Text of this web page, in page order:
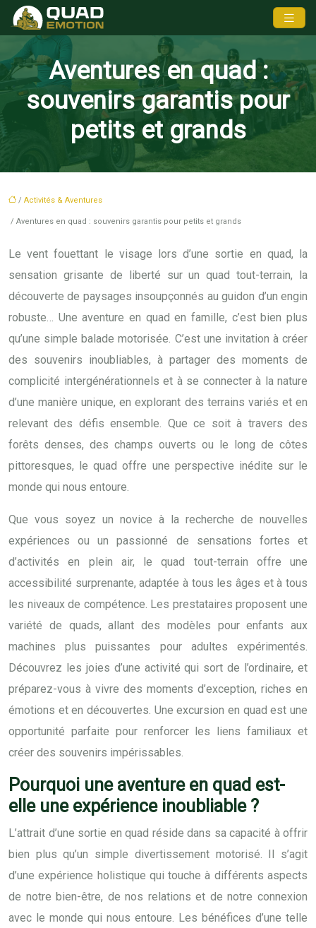
Aventures en quad :
souvenirs garantis pour
petits et grands
/ Activités & Aventures
/ Aventures en quad : souvenirs garantis pour petits et grands
Le vent fouettant le visage lors d’une sortie en quad, la
sensation grisante de liberté sur un quad tout-terrain, la
découverte de paysages insoupçonnés au guidon d’un engin
robuste… Une aventure en quad en famille, c’est bien plus
qu’une simple balade motorisée. C’est une invitation à créer
des souvenirs inoubliables, à partager des moments de
complicité intergénérationnels et à se connecter à la nature
d’une manière unique, en explorant des terrains variés et en
relevant des défis ensemble. Que ce soit à travers des
forêts denses, des champs ouverts ou le long de côtes
pittoresques, le quad offre une perspective inédite sur le
monde qui nous entoure.
Que vous soyez un novice à la recherche de nouvelles
expériences ou un passionné de sensations fortes et
d’activités en plein air, le quad tout-terrain offre une
accessibilité surprenante, adaptée à tous les âges et à tous
les niveaux de compétence. Les prestataires proposent une
variété de quads, allant des modèles pour enfants aux
machines plus puissantes pour adultes expérimentés.
Découvrez les joies d’une activité qui sort de l’ordinaire, et
préparez-vous à vivre des moments d’exception, riches en
émotions et en découvertes. Une excursion en quad est une
opportunité parfaite pour renforcer les liens familiaux et
créer des souvenirs impérissables.
Pourquoi une aventure en quad est-
elle une expérience inoubliable ?
L’attrait d’une sortie en quad réside dans sa capacité à offrir
bien plus qu’un simple divertissement motorisé. Il s’agit
d’une expérience holistique qui touche à différents aspects
de notre bien-être, de nos relations et de notre connexion
avec le monde qui nous entoure. Les bénéfices d’une telle